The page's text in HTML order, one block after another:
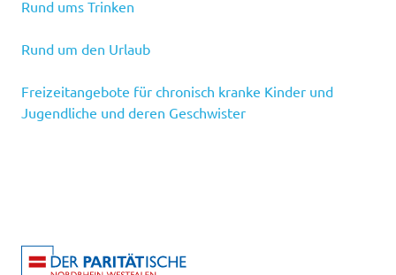
Rund ums Trinken
Rund um den Urlaub
Freizeitangebote für chronisch kranke Kinder und
Jugendliche und deren Geschwister